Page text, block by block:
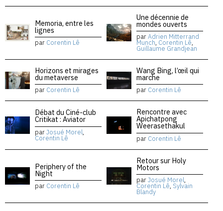
Memoria, entre les
lignes
par Corentin Lê
Une décennie de
mondes ouverts
parAdrien Mitterrand
Munch, Corentin Lê,
Guillaume Grandjean
Horizons et mirages
du metaverse
par Corentin Lê
Wang Bing, l’œil qui
marche
par Corentin Lê
Débat du Ciné-club
Critikat : Aviator
parJosué Morel,
Corentin Lê
Rencontre avec
Apichatpong
Weerasethakul
par Corentin Lê
Periphery of the
Night
par Corentin Lê
Retour sur Holy
Motors
parJosué Morel,
Corentin Lê, Sylvain
Blandy